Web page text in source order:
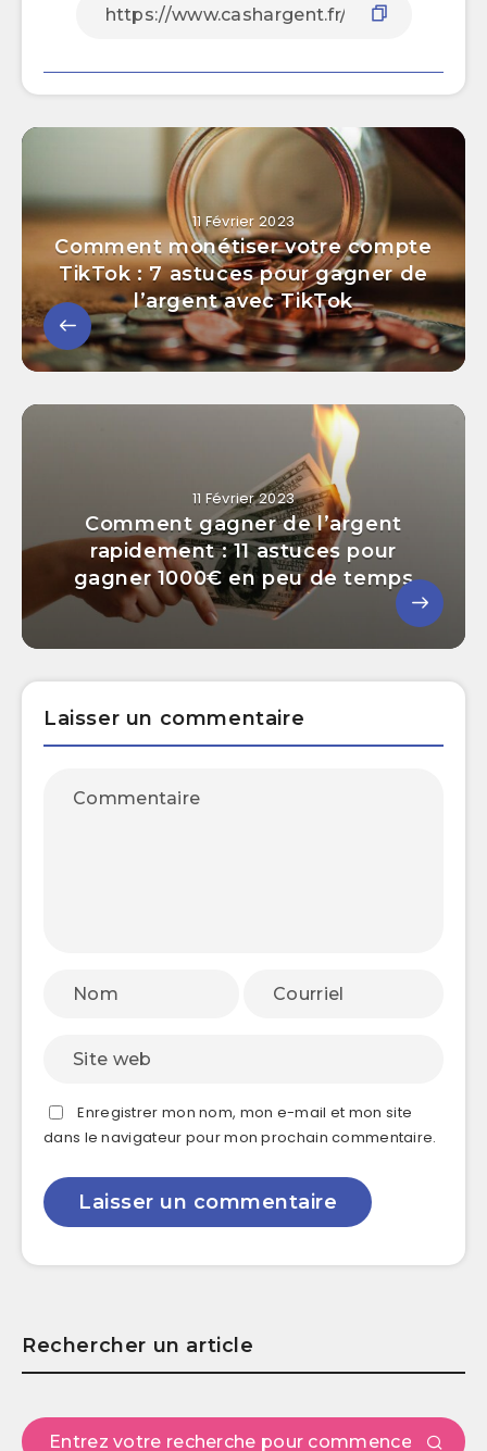
11 Février 2023
Comment monétiser votre compte
TikTok : 7 astuces pour gagner de
l’argent avec TikTok
11 Février 2023
Comment gagner de l’argent
rapidement : 11 astuces pour
gagner 1000€ en peu de temps
Laisser un commentaire
Enregistrer mon nom, mon e-mail et mon site
dans le navigateur pour mon prochain commentaire.
Rechercher un article